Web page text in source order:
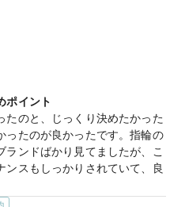
時～13時までのご来店でさらに
ポイント
たのと、じっくり決めたかった
ったのが良かったです。指輪の
ンドばかり見てましたが、こ
ンスもしっかりされていて、良